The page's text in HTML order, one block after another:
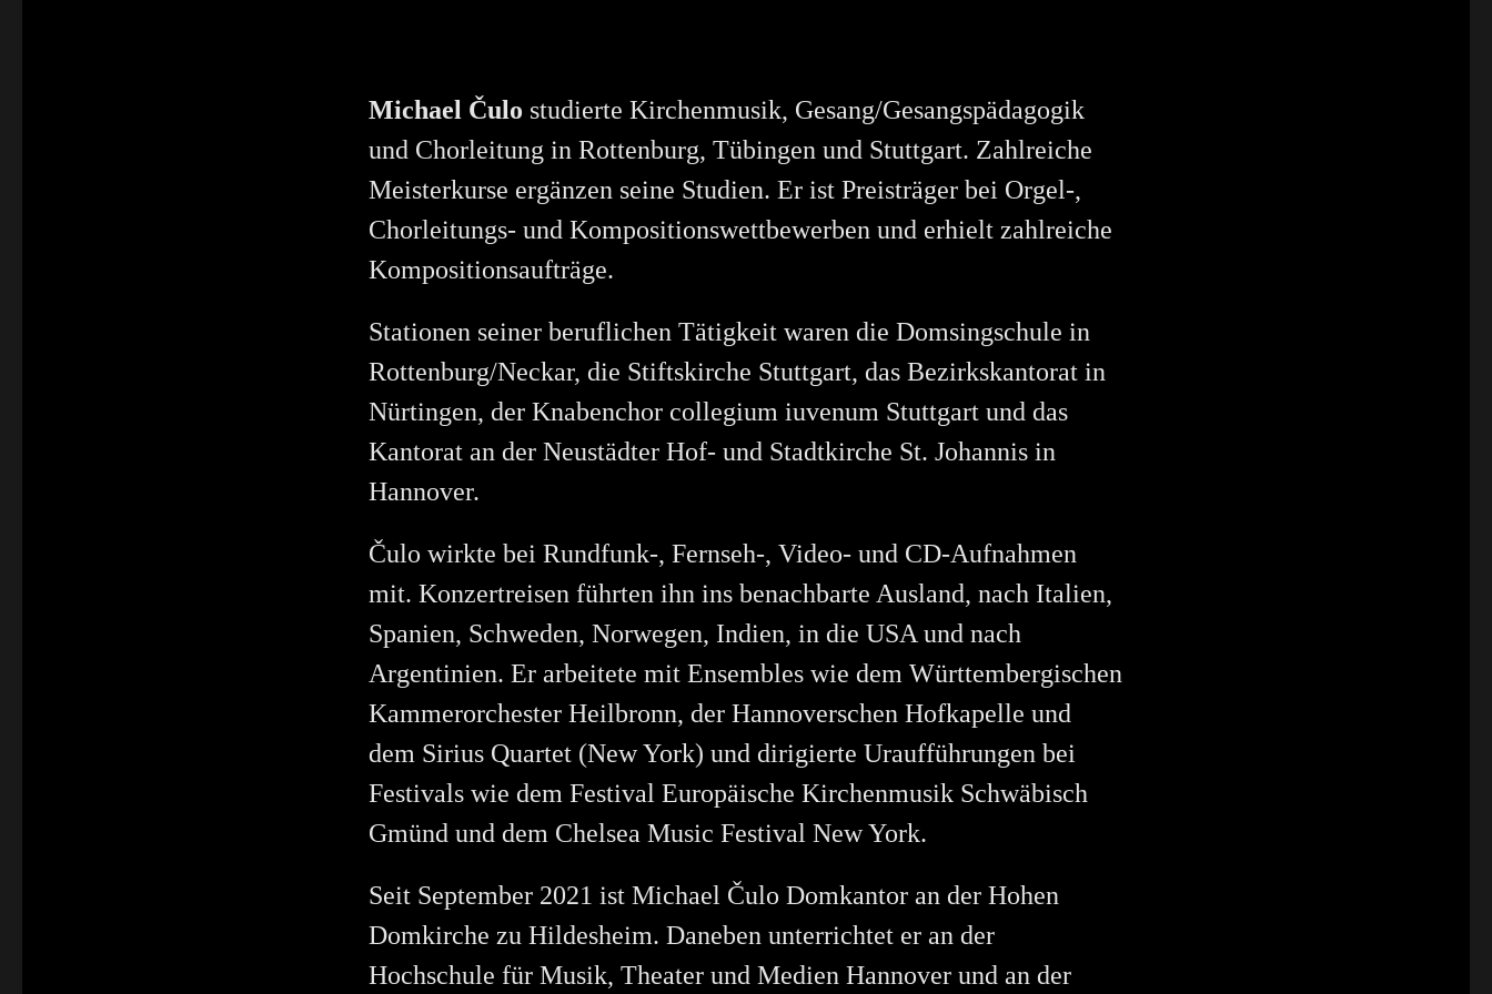
Michael Čulo studierte Kirchenmusik, Gesang/Gesangspädagogik
und Chorleitung in Rottenburg, Tübingen und Stuttgart. Zahlreiche
Meisterkurse ergänzen seine Studien. Er ist Preisträger bei Orgel-,
Chorleitungs- und Kompositionswettbewerben und erhielt zahlreiche
Kompositionsaufträge.
Stationen seiner beruflichen Tätigkeit waren die Domsingschule in
Rottenburg/Neckar, die Stiftskirche Stuttgart, das Bezirkskantorat in
Nürtingen, der Knabenchor collegium iuvenum Stuttgart und das
Kantorat an der Neustädter Hof- und Stadtkirche St. Johannis in
Hannover.
Čulo wirkte bei Rundfunk-, Fernseh-, Video- und CD-Aufnahmen
mit. Konzertreisen führten ihn ins benachbarte Ausland, nach Italien,
Spanien, Schweden, Norwegen, Indien, in die USA und nach
Argentinien. Er arbeitete mit Ensembles wie dem Württembergischen
Kammerorchester Heilbronn, der Hannoverschen Hofkapelle und
dem Sirius Quartet (New York) und dirigierte Uraufführungen bei
Festivals wie dem Festival Europäische Kirchenmusik Schwäbisch
Gmünd und dem Chelsea Music Festival New York.
Seit September 2021 ist Michael Čulo Domkantor an der Hohen
Domkirche zu Hildesheim. Daneben unterrichtet er an der
Hochschule für Musik, Theater und Medien Hannover und an der